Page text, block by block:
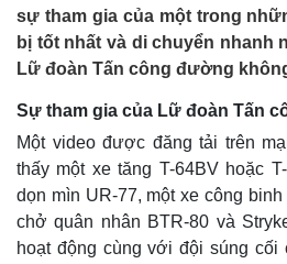
sự tham gia của một trong
bị tốt nhất và di chuyển nhanh
Lữ đoàn Tấn công đường
Sự tham gia của Lữ đoàn Tấn
Một video được đăng tải trên
thấy một xe tăng T-64BV hoặc
dọn mìn UR-77, một xe công
chở quân nhân BTR-80 và
hoạt động cùng với đội súng cối